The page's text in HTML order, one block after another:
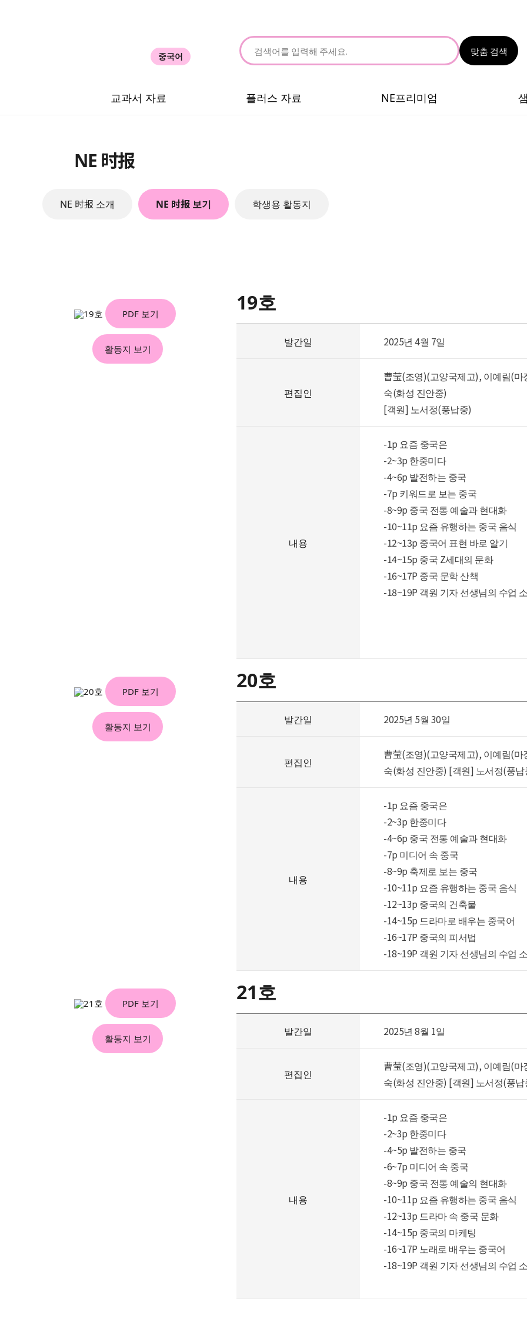
중국어 맞춤 검색
교과서 자료 플러스 자료 NE프리미엄
NE 时报
NE 时报 소개 NE 时报 보기 학생용 활동지
PDF 보기
활동지 보기
19호
발간일 2025년 4월 7일
편집인
曹莹(조영)(고양국제고), 이예림(
숙(화성 진안중)
[객원] 노서정(풍납중)
내용
-1p 요즘 중국은
-2~3p 한중미다
-4~6p 발전하는 중국
-7p 키워드로 보는 중국
-8~9p 중국 전통 예술과 현대화
-10~11p 요즘 유행하는 중국 음식
-12~13p 중국어 표현 바로 알기
-14~15p 중국 Z세대의 문화
-16~17P 중국 문학 산책
-18~19P 객원 기자 선생님의 수업
PDF 보기
활동지 보기
20호
발간일 2025년 5월 30일
편집인
曹莹(조영)(고양국제고), 이예림(
숙(화성 진안중) [객원] 노서정(풍
내용
-1p 요즘 중국은
-2~3p 한중미다
-4~6p 중국 전통 예술과 현대화
-7p 미디어 속 중국
-8~9p 축제로 보는 중국
-10~11p 요즘 유행하는 중국 음식
-12~13p 중국의 건축물
-14~15p 드라마로 배우는 중국어
-16~17P 중국의 피서법
-18~19P 객원 기자 선생님의 수업
PDF 보기
활동지 보기
21호
발간일 2025년 8월 1일
편집인
曹莹(조영)(고양국제고), 이예림(
숙(화성 진안중) [객원] 노서정(풍
내용
-1p 요즘 중국은
-2~3p 한중미다
-4~5p 발전하는 중국
-6~7p 미디어 속 중국
-8~9p 중국 전통 예술의 현대화
-10~11p 요즘 유행하는 중국 음식
-12~13p 드라마 속 중국 문화
-14~15p 중국의 마케팅
-16~17P 노래로 배우는 중국어
-18~19P 객원 기자 선생님의 수업